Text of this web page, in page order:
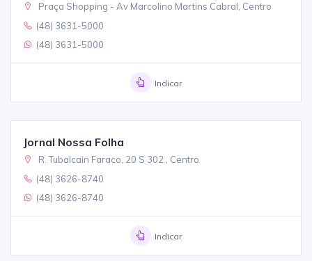
Praça Shopping - Av Marcolino Martins Cabral, Centro
(48) 3631-5000
(48) 3631-5000
Indicar
Jornal Nossa Folha
R. Tubalcain Faraco, 20 S 302 , Centro
(48) 3626-8740
(48) 3626-8740
Indicar